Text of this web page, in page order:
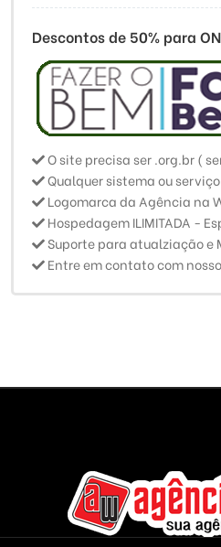
Descontos de 50% para
O site precisa ser .org.br (
Qualquer sistema ou
Logomarca da Agência na
Hospedagem ILIMITADA -
Suporte para atualziação e
Entre em contato com